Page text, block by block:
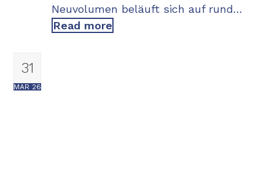
Neuvolumen beläuft sich auf rund…
Read more
31
MAR 26